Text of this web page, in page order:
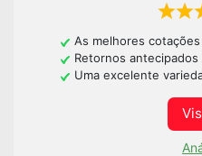
As melhores
Retornos
Uma excelente